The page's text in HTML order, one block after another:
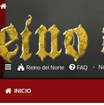
Reino del Norte FAQ
INICIO